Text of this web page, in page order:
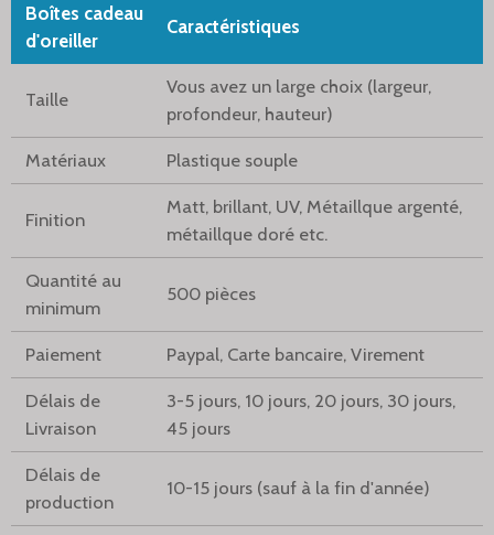
Boîtes cadeau
d'oreiller
Caractéristiques
Taille
Vous avez un large choix (largeur,
profondeur, hauteur)
Matériaux Plastique souple
Finition
Matt, brillant, UV, Métaillque argenté,
métaillque doré etc.
Quantité au
minimum
500 pièces
Paiement Paypal, Carte bancaire, Virement
Délais de
Livraison
3-5 jours, 10 jours, 20 jours, 30 jours,
45 jours
Délais de
production
10-15 jours (sauf à la fin d'année)